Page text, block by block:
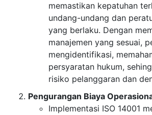
memastikan kepatuhan
undang-undang dan
yang berlaku. Dengan
manajemen yang sesuai,
mengidentifikasi,
persyaratan hukum,
risiko pelanggaran dan
Pengurangan Biaya
Implementasi ISO 14001